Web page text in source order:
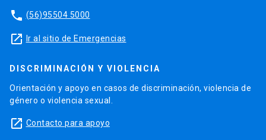
phone (56)95504 5000
launch Ir al sitio de Emergencias
DISCRIMINACIÓN Y VIOLENCIA
Orientación y apoyo en casos de discriminación, violencia de
género o violencia sexual.
launch Contacto para apoyo